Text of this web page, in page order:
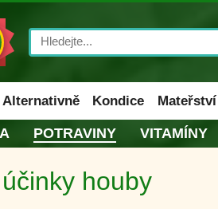
Search
Alternativně Kondice Mateřství
POTRAVINY VITAMÍNY
houby